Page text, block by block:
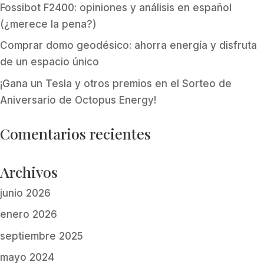
Fossibot F2400: opiniones y análisis en español
(¿merece la pena?)
Comprar domo geodésico: ahorra energía y disfruta
de un espacio único
¡Gana un Tesla y otros premios en el Sorteo de
Aniversario de Octopus Energy!
Comentarios recientes
Archivos
junio 2026
enero 2026
septiembre 2025
mayo 2024